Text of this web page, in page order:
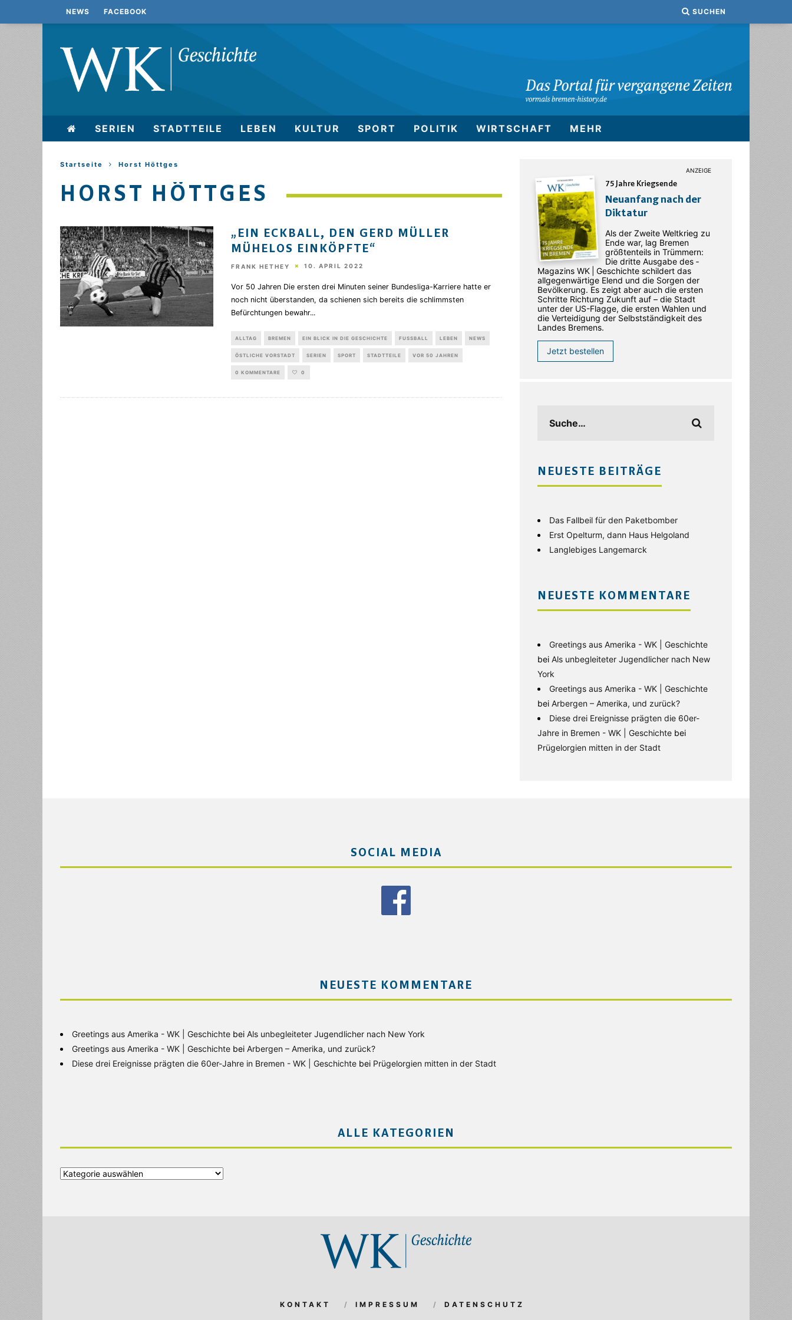
NEWS FACEBOOK SUCHEN
SERIEN STADTTEILE LEBEN KULTUR SPORT POLITIK WIRTSCHAFT MEHR
Startseite Horst Höttges
HORST HÖTTGES
„EIN ECKBALL, DEN GERD MÜLLER
MÜHELOS EINKÖPFTE“
FRANK HETHEY 10. APRIL 2022
Vor 50 Jahren Die ersten drei Minuten seiner Bundesliga-Karriere hatte er
noch nicht überstanden, da schienen sich bereits die schlimmsten
Befürchtungen bewahr...
ALLTAG BREMEN EIN BLICK IN DIE GESCHICHTE FUSSBALL LEBEN NEWS
ÖSTLICHE VORSTADT SERIEN SPORT STADTTEILE VOR 50 JAHREN
0 KOMMENTARE 0
75 Jahre Kriegsende
Neuanfang nach der
Diktatur
Als der Zweite Weltkrieg zu
Ende war, lag Bremen
größtenteils in Trümmern:
Die dritte Ausgabe des ­
Magazins WK | Geschichte schildert das
allgegenwärtige Elend und die Sorgen der
Bevölkerung. Es zeigt aber auch die ersten
Schritte Richtung Zukunft auf – die Stadt
unter der US-Flagge, die ersten Wahlen und
die Verteidigung der Selbstständigkeit des
Landes Bremens.
Jetzt bestellen
NEUESTE BEITRÄGE
Das Fallbeil für den Paketbomber
Erst Opelturm, dann Haus Helgoland
Langlebiges Langemarck
NEUESTE KOMMENTARE
Greetings aus Amerika - WK | Geschichte
bei Als unbegleiteter Jugendlicher nach New
York
Greetings aus Amerika - WK | Geschichte
bei Arbergen – Amerika, und zurück?
Diese drei Ereignisse prägten die 60er-
Jahre in Bremen - WK | Geschichte bei
Prügelorgien mitten in der Stadt
SOCIAL MEDIA
NEUESTE KOMMENTARE
Greetings aus Amerika - WK | Geschichte bei Als unbegleiteter Jugendlicher nach New York
Greetings aus Amerika - WK | Geschichte bei Arbergen – Amerika, und zurück?
Diese drei Ereignisse prägten die 60er-Jahre in Bremen - WK | Geschichte bei Prügelorgien mitten in der Stadt
ALLE KATEGORIEN
Alle
KONTAKT IMPRESSUM DATENSCHUTZ